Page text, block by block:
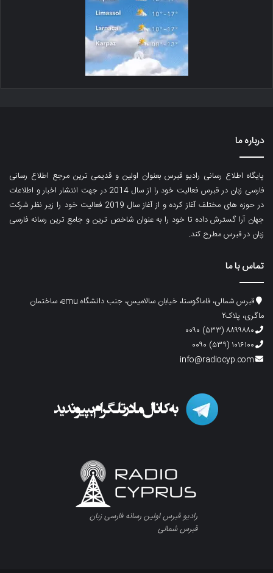
درباره ما
پایگاه اطلاع رسانی رادیو قبرس بعنوان اولین و قدیمی ترین مرجع اطلاع رسانی
فارسی زبان در قبرس فعالیت خود را از سال 2014 در جهت انتشار اخبار و اطلاعات
در حوزه های مختلف آغاز کرده و از آغاز سال 2019 فعالیت خود را زیر نظر شرکت
جهان آرا گسترش داده تا خود را به عنوان شاخص ترین و جامع ترین رسانه فارسی
زبان در قبرس مطرح کند.
تماس با ما
قبرس شمالی، فاماگوستا، خیابان سالامیس، جنب دانشگاه emu، ساختمان
ماگری، پلاک۲
۸۸۹۹۸۸۰ (۵۳۳) ۰۰۹۰
۱۰۱۶۱۰۰ (۵۳۹) ۰۰۹۰
info@radiocyp.com
رادیو قبرس اولین رسانه فارسی زبان
قبرس شمالی